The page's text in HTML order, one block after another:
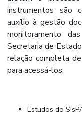
instrumentos são
auxílio à gestão
monitoramento
Secretaria de
relação completa
para acessá-los.
Estudos do